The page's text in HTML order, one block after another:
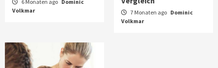
6 Monaten ago Dominic
Volkmar
7 Monaten ago Dominic
Volkmar